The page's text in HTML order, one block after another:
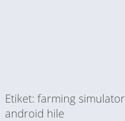
Etiket: farming
android hile